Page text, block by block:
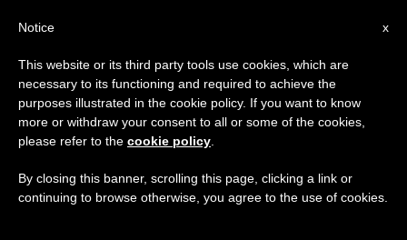
x
Notice
This website or its third party tools use cookies, which are
necessary to its functioning and required to achieve the
purposes illustrated in the cookie policy. If you want to know
more or withdraw your consent to all or some of the cookies,
please refer to the cookie policy
By closing this banner, scrolling this page, clicking a link or
continuing to browse otherwise, you agree to the use of cookies.